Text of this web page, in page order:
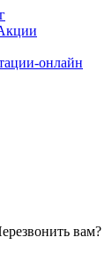
онлайн
вам?